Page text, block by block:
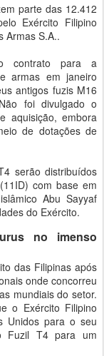
parte das 12.412
Exército Filipino
Armas S.A..
contrato para a
armas em janeiro
antigos fuzis M16
foi divulgado o
aquisição, embora
de dotações de
serão distribuídos
com base em
Abu Sayyaf
do Exército.
no imenso
das Filipinas após
onde concorreu
mundiais do setor.
o Exército Filipino
Unidos para o seu
Fuzil T4 para um